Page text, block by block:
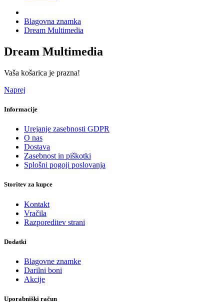
Blagovna znamka
Dream Multimedia
Dream Multimedia
Vaša košarica je prazna!
Naprej
Informacije
Urejanje zasebnosti GDPR
O nas
Dostava
Zasebnost in piškotki
Splošni pogoji poslovanja
Storitev za kupce
Kontakt
Vračila
Razporeditev strani
Dodatki
Blagovne znamke
Darilni boni
Akcije
Uporabniški račun